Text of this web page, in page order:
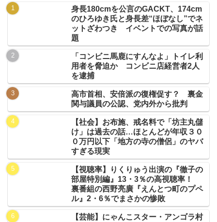
身長180cmを公言のGACKT、174cm
のひろゆき氏と身長差“ほぼなし”でネ
ットざわつき イベントでの写真が話
題
「コンビニ馬鹿にすんなよ」トイレ利
用者を脅迫か コンビニ店経営者2人
を逮捕
高市首相、安倍派の復権促す？ 裏金
関与議員の公認、党内外から批判
【社会】お布施、戒名料で「坊主丸儲
け」は過去の話…ほとんどが年収３０
０万円以下「地方の寺の僧侶」のヤバ
すぎる現実
【視聴率】りくりゅう出演の『徹子の
部屋特別編』13・3％の高視聴率！
裏番組の西野亮廣『えんとつ町のプペ
ル』2・6％でまさかの惨敗
【芸能】にゃんこスター・アンゴラ村